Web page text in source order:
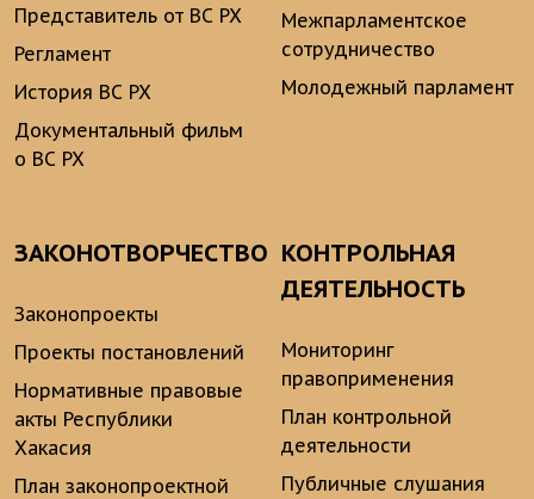
Представитель от ВС РХ
Регламент
История ВС РХ
Документальный фильм
о ВС РХ
Межпарламентское
сотрудничество
Молодежный парламент
ЗАКОНОТВОРЧЕСТВО
Законопроекты
Проекты постановлений
Нормативные правовые
акты Республики
Хакасия
План законопроектной
КОНТРОЛЬНАЯ
ДЕЯТЕЛЬНОСТЬ
Мониторинг
правоприменения
План контрольной
деятельности
Публичные слушания